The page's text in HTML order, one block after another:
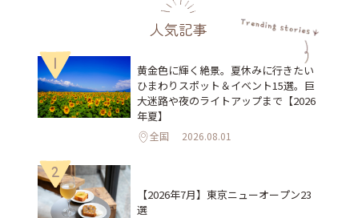
人気記事
1
黄金色に輝く絶景。夏休みに行きたい
ひまわりスポット＆イベント15選。巨
大迷路や夜のライトアップまで【2026
年夏】
全国 2026.08.01
2
【2026年7月】東京ニューオープン23
選